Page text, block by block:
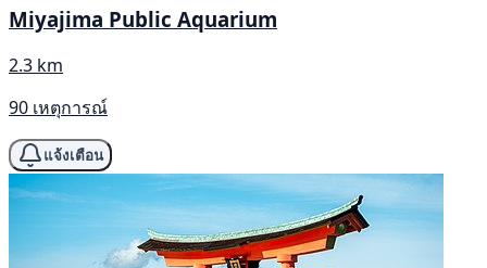
Miyajima Public Aquarium
2.3 km
90 เหตุการณ์
แจ้งเตือน